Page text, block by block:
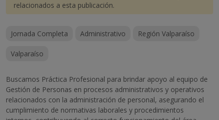
relacionados a esta publicación.
Jornada Completa Administrativo Región Valparaíso
Valparaíso
Buscamos Práctica Profesional para brindar apoyo al equipo de
Gestión de Personas en procesos administrativos y operativos
relacionados con la administración de personal, asegurando el
cumplimiento de normativas laborales y procedimientos